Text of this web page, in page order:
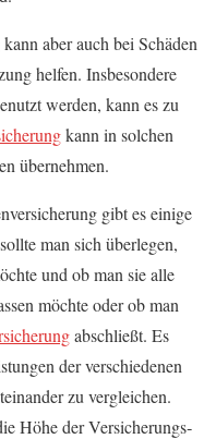
aber auch bei Schä­den
hel­fen. Ins­be­son­de­re
wer­den, kann es zu
kann in sol­chen
übernehmen.
gibt es eini­ge
man sich über­le­gen,
und ob man sie alle
möch­te oder ob man
abschließt. Es
der ver­schie­de­nen
zu ver­glei­chen.
Höhe der Ver­si­che­rungs­